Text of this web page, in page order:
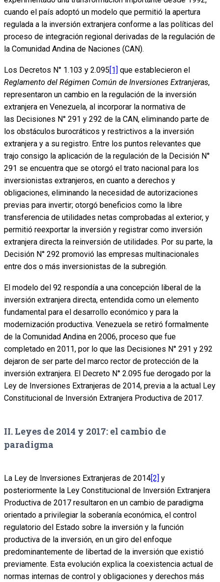
cuando el país adoptó un modelo que permitió la apertura
regulada a la inversión extranjera conforme a las políticas del
proceso de integración regional derivadas de la regulación de
la Comunidad Andina de Naciones (CAN).
Los Decretos N° 1.103 y 2.095 [1] que establecieron el
Reglamento del Régimen Común de Inversiones Extranjeras,
representaron un cambio en la regulación de la inversión
extranjera en Venezuela, al incorporar la normativa de
las Decisiones N° 291 y 292 de la CAN, eliminando parte de
los obstáculos burocráticos y restrictivos a la inversión
extranjera y a su registro. Entre los puntos relevantes que
trajo consigo la aplicación de la regulación de la Decisión N°
291 se encuentra que se otorgó el trato nacional para los
inversionistas extranjeros, en cuanto a derechos y
obligaciones, eliminando la necesidad de autorizaciones
previas para invertir; otorgó beneficios como la libre
transferencia de utilidades netas comprobadas al exterior, y
permitió reexportar la inversión y registrar como inversión
extranjera directa la reinversión de utilidades. Por su parte, la
Decisión N° 292 promovió las empresas multinacionales
entre dos o más inversionistas de la subregión.
El modelo del 92 respondía a una concepción liberal de la
inversión extranjera directa, entendida como un elemento
fundamental para el desarrollo económico y para la
modernización productiva. Venezuela se retiró formalmente
de la Comunidad Andina en 2006, proceso que fue
completado en 2011, por lo que las Decisiones N° 291 y 292
dejaron de ser parte del marco rector de protección de la
inversión extranjera. El Decreto N° 2.095 fue derogado por la
Ley de Inversiones Extranjeras de 2014, previa a la actual Ley
Constitucional de Inversión Extranjera Productiva de 2017.
II. Leyes de 2014 y 2017: el cambio de
paradigma
La Ley de Inversiones Extranjeras de 2014 [2] y
posteriormente la Ley Constitucional de Inversión Extranjera
Productiva de 2017 resultaron en un cambio de paradigma
orientado a privilegiar la soberanía económica, el control
regulatorio del Estado sobre la inversión y la función
productiva de la inversión, en un giro del enfoque
predominantemente de libertad de la inversión que existió
previamente. Esta evolución explica la coexistencia actual de
normas internas de control y obligaciones y derechos más